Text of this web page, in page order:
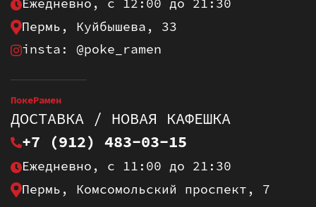
Пермь, Куйбышева, 33
insta: @poke_ramen
ПокеРамен
ДОСТАВКА / НОВАЯ КАФЕШКА
+7 (912) 483-03-15
Ежедневно, с 11:00 до 21:30
Пермь, Комсомольский проспект, 7